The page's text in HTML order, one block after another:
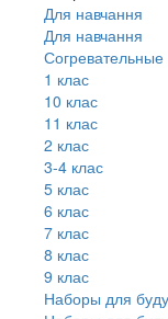
Для навчання
Для навчання
Согревательные
1 клас
10 клас
11 клас
2 клас
3-4 клас
5 клас
6 клас
7 клас
8 клас
9 клас
Наборы для